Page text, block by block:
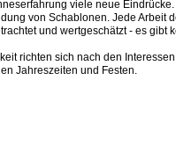
viele neue Eindrücke.
von Schablonen. Jede Arbeit
und wertgeschätzt - es gibt
richten sich nach den Interessen
Jahreszeiten und Festen.